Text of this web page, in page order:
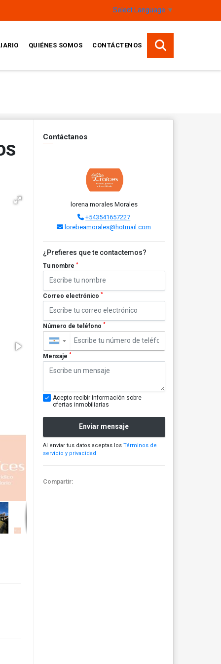
Select Language ▼
QUIÉNES SOMOS CONTÁCTENOS
Contáctanos
lorena morales Morales
+543541657227
lorebeamorales@hotmail.com
¿Prefieres que te contactemos?
Tu nombre *
Correo electrónico *
Número de teléfono *
▼
Mensaje *
Acepto recibir información sobre
ofertas inmobiliarias
Enviar mensaje
Al enviar tus datos aceptas los Términos de
servicio y privacidad
Compartir: